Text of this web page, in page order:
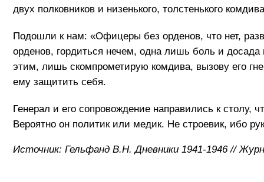
двух полковников и низенького, толстенького
Подошли к нам: «Офицеры без орденов, что нет,
орденов, гордиться нечем, одна лишь боль и
этим, лишь скомпрометирую комдива, вызову его
ему защитить себя.
Генерал и его сопровождение направились к
Вероятно он политик или медик. Не строевик, ибо
Источник: Гельфанд В.Н. Дневники 1941-1946 //